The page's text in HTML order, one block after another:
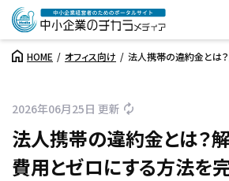
HOME オフィス向け 法人携帯の違約金とは
2026年06月25日 更新
法人携帯の違約金とは？
費用とゼロにする方法を